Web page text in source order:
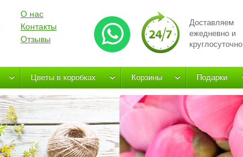
Доставляем
ежедневно и
круглосуточно
О нас
Контакты
Отзывы
Цветы в коробках Корзины Подарки